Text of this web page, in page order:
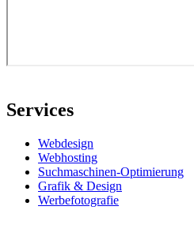
Services
Webdesign
Webhosting
Suchmaschinen-Optimierung
Grafik & Design
Werbefotografie